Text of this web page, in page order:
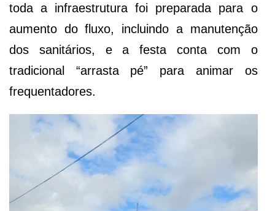
toda a infraestrutura foi preparada para o
aumento do fluxo, incluindo a manutenção
dos sanitários, e a festa conta com o
tradicional “arrasta pé” para animar os
frequentadores.